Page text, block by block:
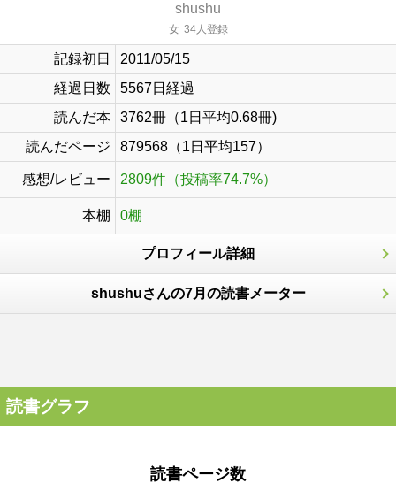
shushu
女 34人登録
記録初日
2011/05/15
経過日数
5567日経過
読んだ本
3762冊（1日平均0.68冊)
読んだページ
879568（1日平均157）
感想/レビュー 2809件（投稿率74.7%）
本棚 0棚
プロフィール詳細
shushuさんの7月の読書メーター
読書グラフ
読書ページ数